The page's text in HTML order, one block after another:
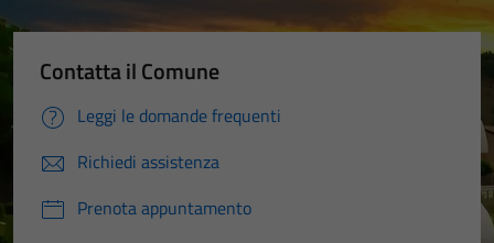
Contatta il Comune
Leggi le domande frequenti
Richiedi assistenza
Prenota appuntamento